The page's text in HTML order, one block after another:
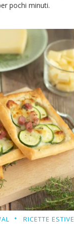
pochi minuti.
RICETTE ESTIVE